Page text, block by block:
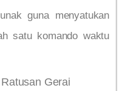
guna menyatukan
satu komando waktu
Gerai